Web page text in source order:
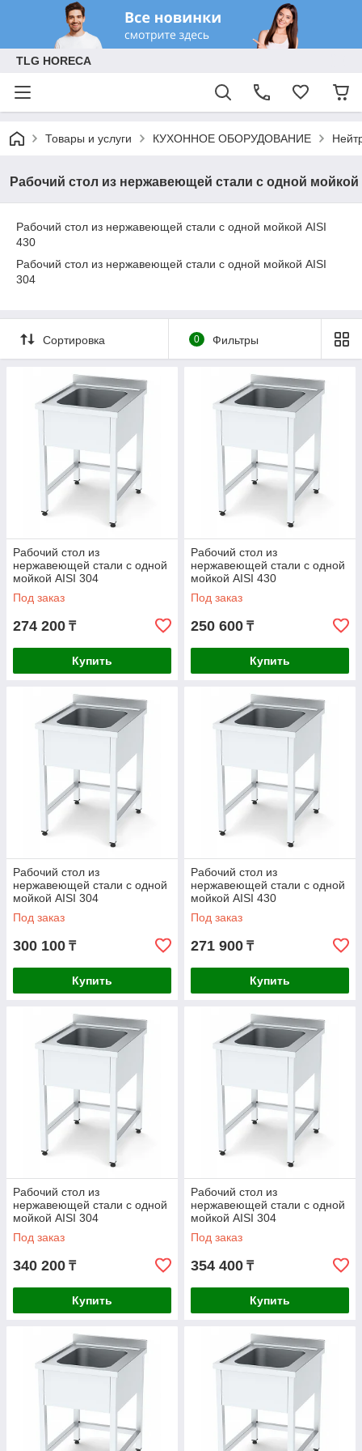
TLG HORECA
Товары и услуги КУХОННОЕ ОБОРУДОВАНИЕ
Рабочий стол из нержавеющей стали с одной мойкой
Рабочий стол из нержавеющей стали с одной мойкой AISI
430
Рабочий стол из нержавеющей стали с одной мойкой AISI
304
Сортировка 0 Фильтры
Рабочий стол из
нержавеющей стали с одной
мойкой AISI 304
600x600x850mm
Под заказ
274 200 ₸
Купить
Рабочий стол из
нержавеющей стали с одной
мойкой AISI 430
700x700x850mm
Под заказ
250 600 ₸
Купить
Рабочий стол из
нержавеющей стали с одной
мойкой AISI 304
700x700x850mm
Под заказ
300 100 ₸
Купить
Рабочий стол из
нержавеющей стали с одной
мойкой AISI 430
1200x600x850mm
Под заказ
271 900 ₸
Купить
Рабочий стол из
нержавеющей стали с одной
мойкой AISI 304
1200x600x850mm
Под заказ
340 200 ₸
Купить
Рабочий стол из
нержавеющей стали с одной
мойкой AISI 304
1200x700x850mm
Под заказ
354 400 ₸
Купить